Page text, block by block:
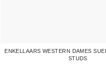
ENKELLAARS WESTERN DAMES
STUDS